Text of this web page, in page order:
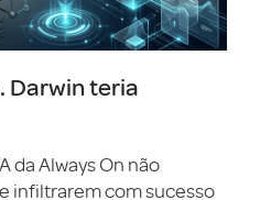
Darwin teria
da Always On não
infiltrarem com sucesso